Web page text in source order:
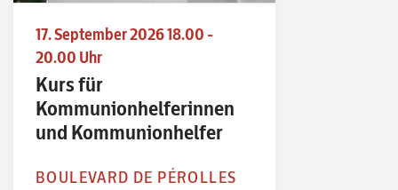
17. September 2026 18.00 -
20.00 Uhr
Kurs für
Kommunionhelferinnen
und Kommunionhelfer
BOULEVARD DE PÉROLLES